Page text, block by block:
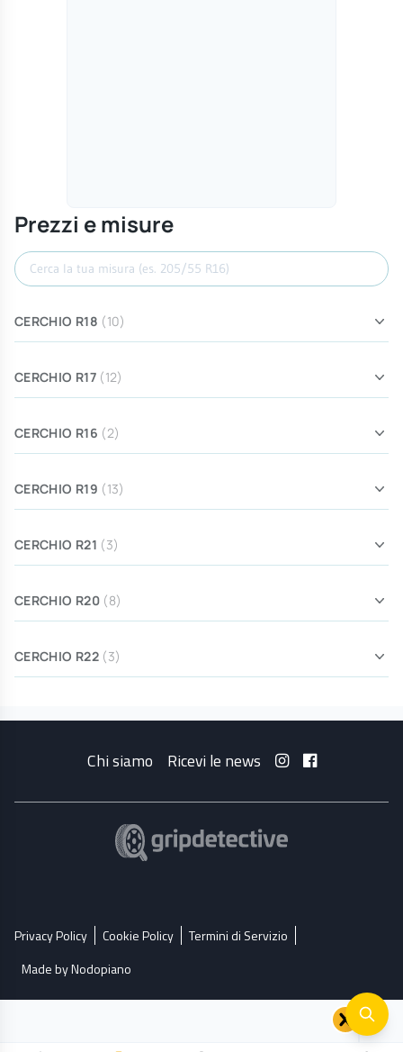
Prezzi e misure
Cerca misura
CERCHIO R18 (10)
CERCHIO R17 (12)
CERCHIO R16 (2)
CERCHIO R19 (13)
CERCHIO R21 (3)
CERCHIO R20 (8)
CERCHIO R22 (3)
Chi siamo Ricevi le news
Privacy Policy Cookie Policy
Termini di Servizio
Made by Nodopiano